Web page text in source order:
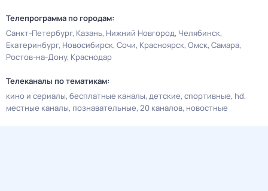
Телепрограмма по городам:
Санкт-Петербург Казань Нижний Новгород Челябинск
Екатеринбург Новосибирск Сочи Красноярск Омск Самара
Ростов-на-Дону Краснодар
Телеканалы по тематикам:
кино и сериалы бесплатные каналы детские спортивные hd
местные каналы познавательные 20 каналов новостные